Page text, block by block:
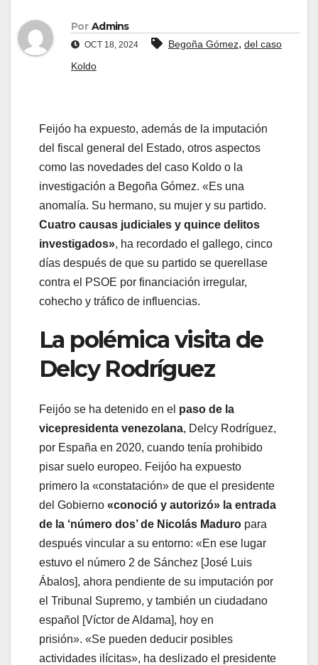
Por Admins
OCT 18, 2024 Begoña Gómez, del caso
Koldo
Feijóo ha expuesto, además de la imputación
del fiscal general del Estado, otros aspectos
como las novedades del caso Koldo o la
investigación a Begoña Gómez. «Es una
anomalía. Su hermano, su mujer y su partido.
Cuatro causas judiciales y quince delitos
investigados», ha recordado el gallego, cinco
días después de que su partido se querellase
contra el PSOE por financiación irregular,
cohecho y tráfico de influencias.
La polémica visita de
Delcy Rodríguez
Feijóo se ha detenido en el paso de la
vicepresidenta venezolana, Delcy Rodríguez,
por España en 2020, cuando tenía prohibido
pisar suelo europeo. Feijóo ha expuesto
primero la «constatación» de que el presidente
del Gobierno «conoció y autorizó» la entrada
de la ‘número dos’ de Nicolás Maduro para
después vincular a su entorno: «En ese lugar
estuvo el número 2 de Sánchez [José Luis
Ábalos], ahora pendiente de su imputación por
el Tribunal Supremo, y también un ciudadano
español [Víctor de Aldama], hoy en
prisión». «Se pueden deducir posibles
actividades ilícitas», ha deslizado el presidente